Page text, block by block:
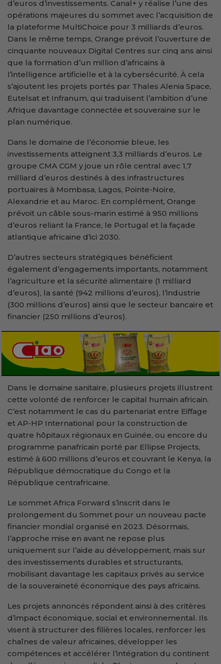
d’euros d’investissements. Canal+ y réalise l’une des
opérations majeures du sommet avec l’acquisition de
la plateforme MultiChoice pour 3 milliards d’euros.
Dans le même temps, Orange prévoit l’ouverture de
cinquante nouveaux Digital Centres sur cinq ans ainsi
que la formation d’un million d’africains à
l’intelligence artificielle et à la cybersécurité. À cela
s’ajoutent les projets portés par Thales Alenia Space,
Eutelsat et Infranum, qui traduisent l’ambition d’une
Afrique davantage connectée et souveraine sur le
plan numérique.
Dans le domaine de l’économie bleue, les
investissements atteignent 3,3 milliards d’euros. Le
groupe CMA CGM y joue un rôle central avec 1,7
milliard d’euros destinés à des infrastructures
portuaires à Mombasa, Lagos, Pointe-Noire,
Alexandrie et au Maroc. En complément, Orange
prévoit un câble sous-marin estimé à 950 millions
d’euros reliant la France, le Portugal et la façade
atlantique africaine d’ici 2030.
D’autres secteurs stratégiques bénéficient
également d’engagements importants, notamment
l’agriculture et la sécurité alimentaire (1 milliard
d’euros), la santé (942 millions d’euros), l’industrie
(300 millions d’euros) ainsi que le secteur bancaire et
financier (250 millions d’euros).
Dans le domaine sanitaire, plusieurs projets illustrent
cette volonté de renforcer le capital humain africain.
C’est notamment le cas du partenariat entre Eiffage
et AP-HP International pour la construction de
quatre hôpitaux régionaux en Guinée, ou encore du
programme panafricain porté par Ellipse Projects,
estimé à 600 millions d’euros et couvrant le Kenya, la
République démocratique du Congo et la
République centrafricaine.
Le sommet Africa Forward s’inscrit dans le
prolongement du Sommet pour un nouveau pacte
financier mondial organisé en 2023. Désormais,
l’approche mise en avant ne repose plus
uniquement sur l’aide au développement, mais sur
des investissements durables et structurants,
mobilisant davantage les capitaux privés au service
de la souveraineté économique des pays africains.
Les projets annoncés répondent ainsi à des critères
d’impact économique, social et environnemental. Ils
visent à structurer des filières locales, renforcer les
chaînes de valeur africaines, développer les
compétences et accélérer l’intégration du continent